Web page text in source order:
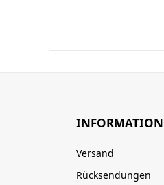
Versand
Rücksendungen